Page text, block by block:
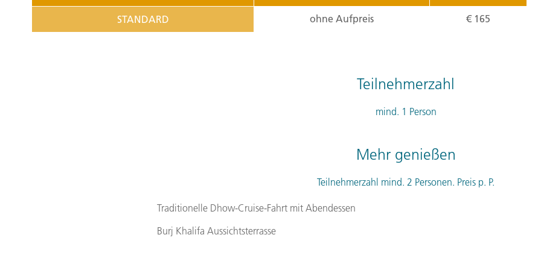
ehemaligen Wohnsitz
beeindruckende Louvre
geht es zur Yas Insel, wo
1. 2 Al Khaleej Al Tejari 2 St -
STANDARD ohne Aufpreis € 165
Teilnehmerzahl
mind. 1 Person
Mehr genießen
Teilnehmerzahl mind. 2 Personen. Preis p. P.
Traditionelle Dhow-Cruise-Fahrt mit Abendessen
Burj Khalifa Aussichtsterrasse